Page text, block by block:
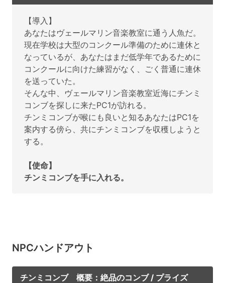
【導入】
あなたはヴェールマリン音楽教室に通う人魚だ。
現在学校は大型のコンクール準備のために連休と
なっているが、あなたはまだ低学年であるために
コンクールに向けた練習がなく、ごく普通に連休
を送っていた。
そんな中、ヴェールマリン音楽教室近海にチンミ
コンブを探しに来たPC1が訪れる。
チンミコンブが喉にも良いと知るあなたはPC1を
案内する傍ら、共にチンミコンブを収穫しようと
する。
【使命】
チンミコンブを手に入れる。
NPCハンドアウト
チンミコンブ 概要：絶品のコンブ / プライズ